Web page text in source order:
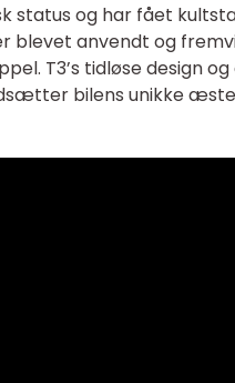
status og har fået
blevet anvendt og
T3’s tidløse design
bilens unikke